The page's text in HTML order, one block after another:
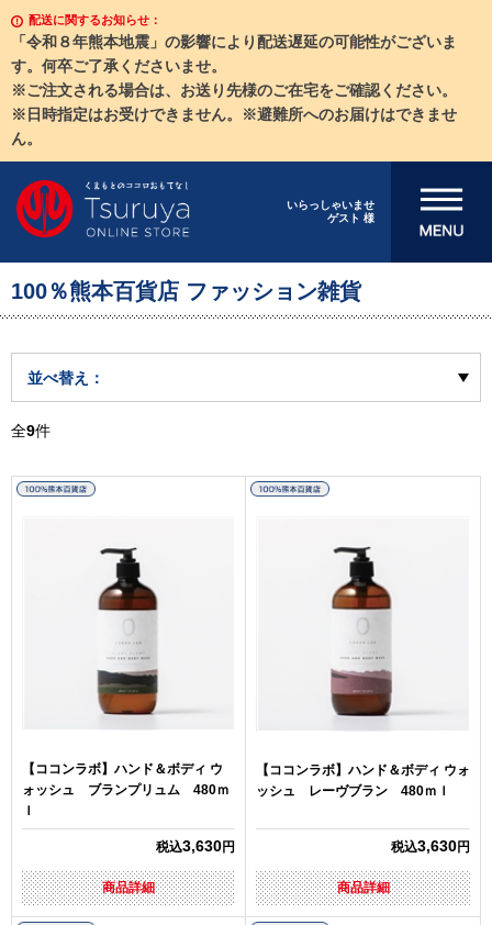
配送に関するお知らせ：
「令和８年熊本地震」の影響により配送遅延の可能性がございま
す。何卒ご了承くださいませ。
※ご注文される場合は、お送り先様のご在宅をご確認ください。
※日時指定はお受けできません。※避難所へのお届けはできませ
ん。
いらっしゃいませ
ゲスト 様
メニューを開
100％熊本百貨店 ファッション雑貨
並べ替え：
全9件
【ココンラボ】ハンド＆ボディ ウ
ォッシュ ブランプリュム 480ｍ
ｌ
税込3,630円
商品詳細
【ココンラボ】ハンド＆ボディ ウォ
ッシュ レーヴブラン 480ｍｌ
税込3,630円
商品詳細